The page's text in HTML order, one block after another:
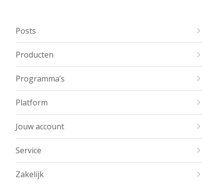
Posts
Producten
Programma’s
Platform
Jouw account
Service
Zakelijk